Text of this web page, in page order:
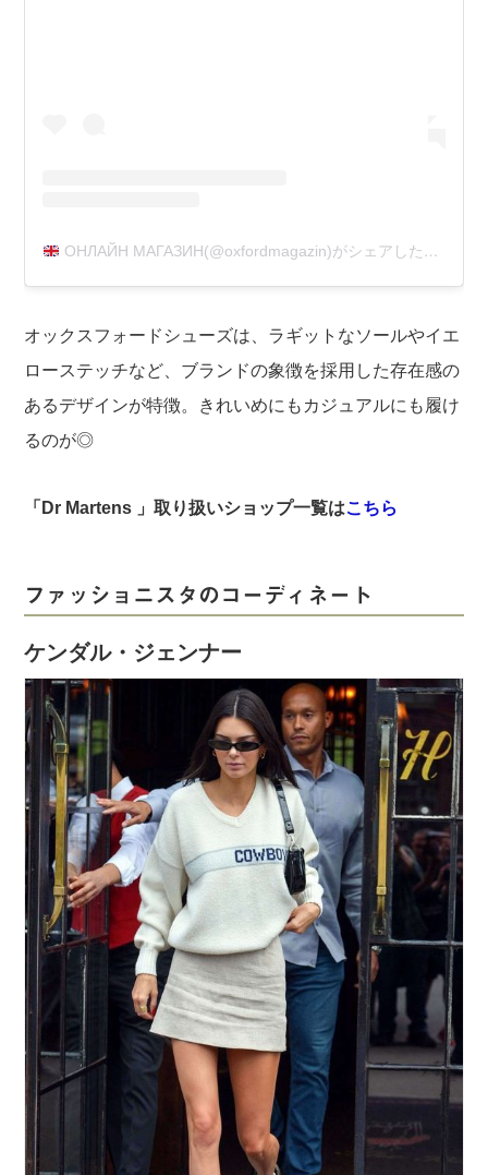
ОНЛАЙН МАГАЗИН(@oxfordmagazin)がシェアした投稿
オックスフォードシューズは、ラギットなソールやイエ
ローステッチなど、ブランドの象徴を採用した存在感の
あるデザインが特徴。きれいめにもカジュアルにも履け
るのが◎
「Dr Martens 」取り扱いショップ一覧はこちら
ファッショニスタのコーディネート
ケンダル・ジェンナー